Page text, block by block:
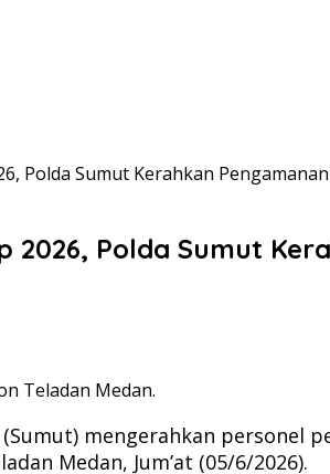
Polda Sumut Kerahkan
2026, Polda Sumut
Teladan Medan.
mengerahkan personel
Medan, Jum’at (05/6/2026).